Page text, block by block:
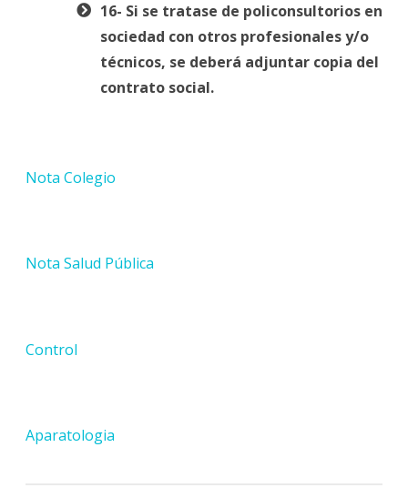
16- Si se tratase de policonsultorios en
sociedad con otros profesionales y/o
técnicos, se deberá adjuntar copia del
contrato social.
Nota Colegio
Nota Salud Pública
Control
Aparatologia